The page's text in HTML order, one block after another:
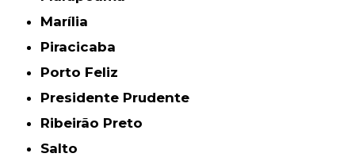
Marília
Piracicaba
Porto Feliz
Presidente Prudente
Ribeirão Preto
Salto